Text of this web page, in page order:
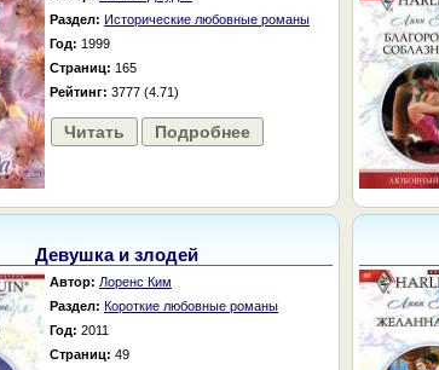
Раздел: Исторические любовные романы
Год: 1999
Страниц: 165
Рейтинг: 3777 (4.71)
Читать Подробнее
Девушка и злодей
Автор: Лоренс Ким
Раздел: Короткие любовные романы
Год: 2011
Страниц: 49